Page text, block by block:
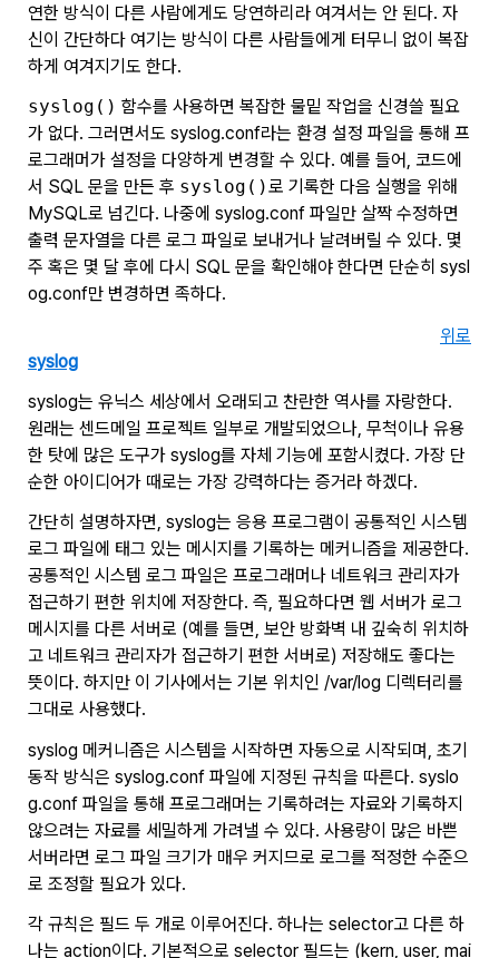
연한 방식이 다른 사람에게도 당연하리라 여겨서는 안 된다. 자
신이 간단하다 여기는 방식이 다른 사람들에게 터무니 없이 복잡
하게 여겨지기도 한다.
syslog() 함수를 사용하면 복잡한 물밑 작업을 신경쓸 필요
가 없다. 그러면서도 syslog.conf라는 환경 설정 파일을 통해 프
로그래머가 설정을 다양하게 변경할 수 있다. 예를 들어, 코드에
서 SQL 문을 만든 후 syslog()로 기록한 다음 실행을 위해
MySQL로 넘긴다. 나중에 syslog.conf 파일만 살짝 수정하면
출력 문자열을 다른 로그 파일로 보내거나 날려버릴 수 있다. 몇
주 혹은 몇 달 후에 다시 SQL 문을 확인해야 한다면 단순히 sysl
og.conf만 변경하면 족하다.
위로
syslog
syslog는 유닉스 세상에서 오래되고 찬란한 역사를 자랑한다.
원래는 센드메일 프로젝트 일부로 개발되었으나, 무척이나 유용
한 탓에 많은 도구가 syslog를 자체 기능에 포함시켰다. 가장 단
순한 아이디어가 때로는 가장 강력하다는 증거라 하겠다.
간단히 설명하자면, syslog는 응용 프로그램이 공통적인 시스템
로그 파일에 태그 있는 메시지를 기록하는 메커니즘을 제공한다.
공통적인 시스템 로그 파일은 프로그래머나 네트워크 관리자가
접근하기 편한 위치에 저장한다. 즉, 필요하다면 웹 서버가 로그
메시지를 다른 서버로 (예를 들면, 보안 방화벽 내 깊숙히 위치하
고 네트워크 관리자가 접근하기 편한 서버로) 저장해도 좋다는
뜻이다. 하지만 이 기사에서는 기본 위치인 /var/log 디렉터리를
그대로 사용했다.
syslog 메커니즘은 시스템을 시작하면 자동으로 시작되며, 초기
동작 방식은 syslog.conf 파일에 지정된 규칙을 따른다. syslo
g.conf 파일을 통해 프로그래머는 기록하려는 자료와 기록하지
않으려는 자료를 세밀하게 가려낼 수 있다. 사용량이 많은 바쁜
서버라면 로그 파일 크기가 매우 커지므로 로그를 적정한 수준으
로 조정할 필요가 있다.
각 규칙은 필드 두 개로 이루어진다. 하나는 selector고 다른 하
나는 action이다. 기본적으로 selector 필드는 (kern, user, mai